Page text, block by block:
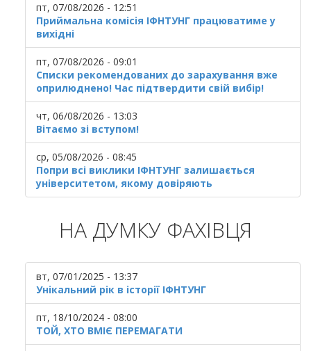
пт, 07/08/2026 - 12:51
Приймальна комісія ІФНТУНГ працюватиме у
вихідні
пт, 07/08/2026 - 09:01
Списки рекомендованих до зарахування вже
оприлюднено! Час підтвердити свій вибір!
чт, 06/08/2026 - 13:03
Вітаємо зі вступом!
ср, 05/08/2026 - 08:45
Попри всі виклики ІФНТУНГ залишається
університетом, якому довіряють
НА ДУМКУ ФАХІВЦЯ
вт, 07/01/2025 - 13:37
Унікальний рік в історії ІФНТУНГ
пт, 18/10/2024 - 08:00
ТОЙ, ХТО ВМІЄ ПЕРЕМАГАТИ